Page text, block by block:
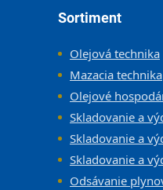
Sortiment
Olejová technika
Mazacia technika
Olejové
Skladovanie a
Skladovanie a
Skladovanie a
Odsávanie